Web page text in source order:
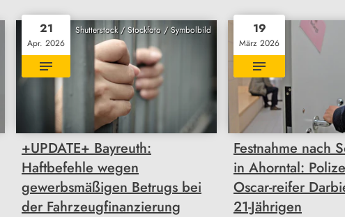
Shutterstock / Stockfoto / Symbolbild
21
Apr. 2026
+UPDATE+ Bayreuth:
Haftbefehle wegen
gewerbsmäßigen Betrugs bei
der Fahrzeugfinanzierung
19
März 2026
Festnahme nach
in Ahorntal:
Oscar-reifer
21-Jährigen